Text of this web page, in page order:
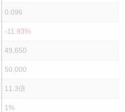
0.096
-11.93%
49,650
50,000
11.3倍
1%